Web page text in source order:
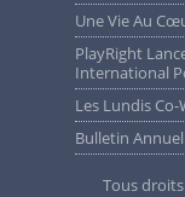
Une Vie Au
PlayRight Lance Une Bourse De Développement
International
Les Lundis
Bulletin
Tous droits